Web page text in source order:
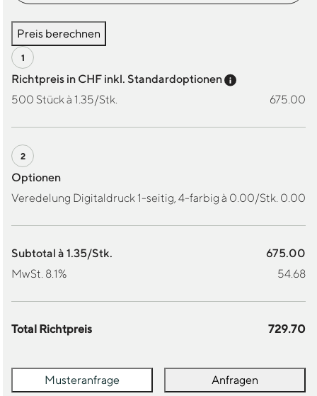
Preis berechnen
Richtpreis in CHF inkl. Standardoptionen
Preis-Tooltip
500 Stück à 1.35/Stk.
675.00
Optionen
Veredelung Digitaldruck 1-seitig, 4-farbig à 0.00/Stk. 0.00
Subtotal à 1.35/Stk.
675.00
MwSt. 8.1%
54.68
Total Richtpreis 729.70
Musteranfrage Anfragen